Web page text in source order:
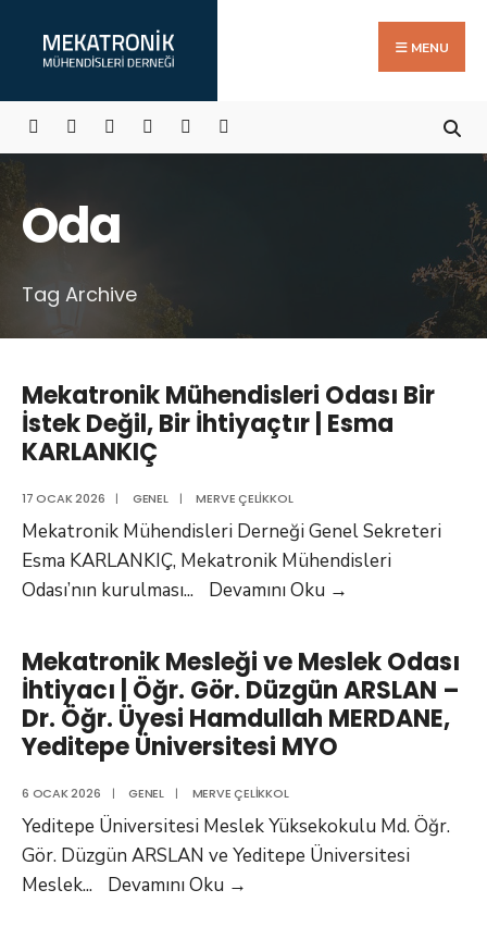
MENU
Oda
Tag Archive
Mekatronik Mühendisleri Odası Bir
İstek Değil, Bir İhtiyaçtır | Esma
KARLANKIÇ
17 OCAK 2026 | GENEL | MERVE ÇELIKKOL
Mekatronik Mühendisleri Derneği Genel Sekreteri
Esma KARLANKIÇ, Mekatronik Mühendisleri
Odası’nın kurulması... Devamını Oku →
Odası
Bir
İstek
Değil,
|
Esma
Mekatronik Mesleği ve Meslek Odası
İhtiyacı | Öğr. Gör. Düzgün ARSLAN –
Dr. Öğr. Üyesi Hamdullah MERDANE,
Yeditepe Üniversitesi MYO
6 OCAK 2026 | GENEL | MERVE ÇELIKKOL
Yeditepe Üniversitesi Meslek Yüksekokulu Md. Öğr.
Gör. Düzgün ARSLAN ve Yeditepe Üniversitesi
Meslek... Devamını Oku →
for: